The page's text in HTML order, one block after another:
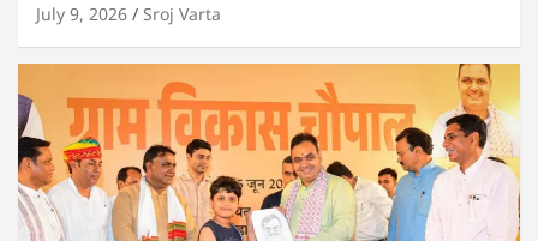
July 9, 2026 Sroj Varta